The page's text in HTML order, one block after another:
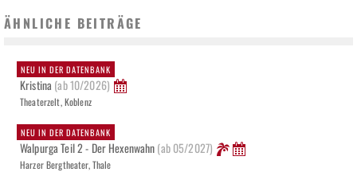
ÄHNLICHE BEITRÄGE
NEU IN DER DATENBANK
Kristina (ab 10/2026)
Theaterzelt, Koblenz
NEU IN DER DATENBANK
Walpurga Teil 2 - Der Hexenwahn(ab 05/2027)
Harzer Bergtheater, Thale